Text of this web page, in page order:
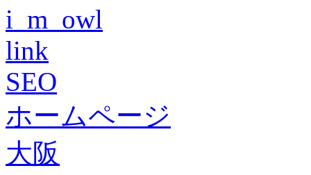
i_m_owl
link
SEO
ホームページ
大阪